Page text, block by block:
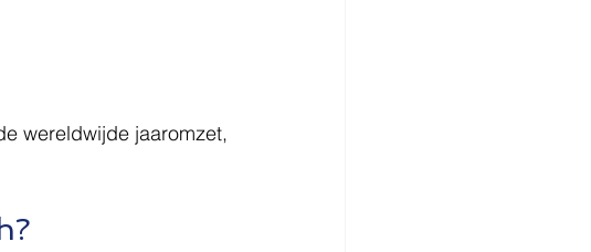
wereldwijde jaaromzet,